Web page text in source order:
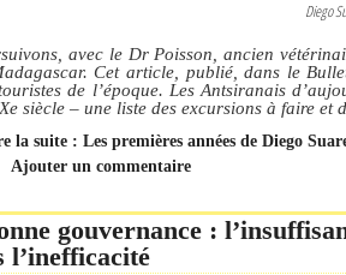
Diego
avec le Dr Poisson, ancien
Cet article, publié, dans le
de l’époque. Les Antsiranais
siècle – une liste des excursions à faire et
la suite : Les premières années de Diego
Ajouter un commentaire
gouvernance :
l’inefficacité